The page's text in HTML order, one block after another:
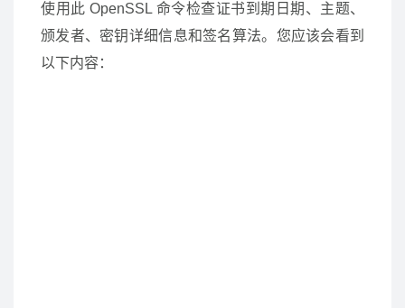
使用此 OpenSSL 命令检查证书到期日期、主题、
颁发者、密钥详细信息和签名算法。您应该会看到
以下内容：